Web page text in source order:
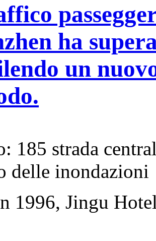
ha
un
185 strada
delle inondazioni
1996, Jingu